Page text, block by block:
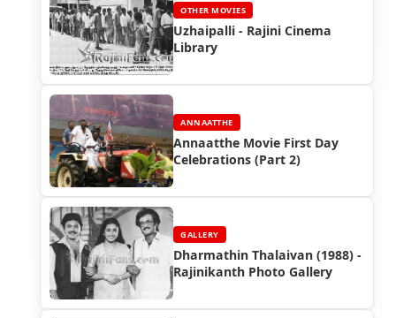
OTHER MOVIES
Uzhaipalli - Rajini Cinema
Library
ANNAATTHE
Annaatthe Movie First Day
Celebrations (Part 2)
GALLERY
Dharmathin Thalaivan (1988) -
Rajinikanth Photo Gallery